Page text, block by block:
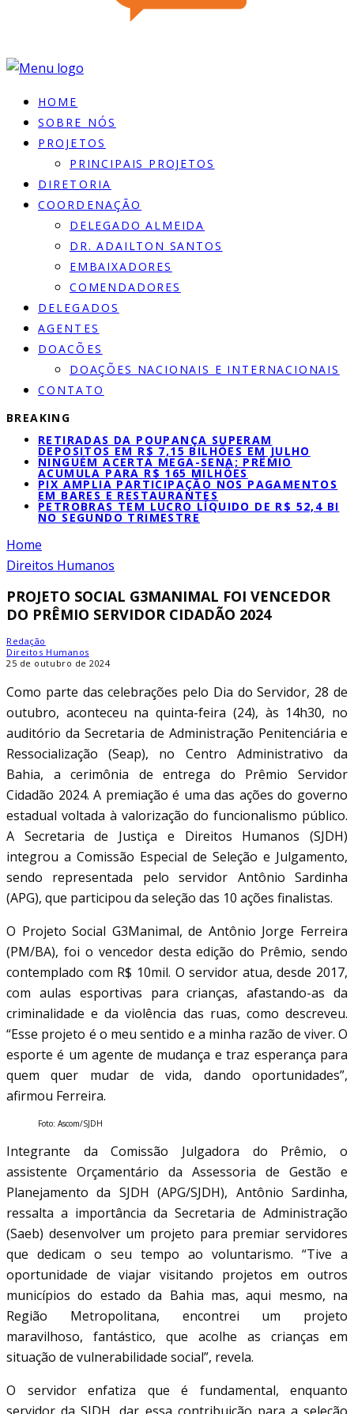
HOME
SOBRE NÓS
PROJETOS
PRINCIPAIS PROJETOS
DIRETORIA
COORDENAÇÃO
DELEGADO ALMEIDA
DR. ADAILTON SANTOS
EMBAIXADORES
COMENDADORES
DELEGADOS
AGENTES
DOACÕES
DOAÇÕES NACIONAIS E INTERNACIONAIS
CONTATO
BREAKING
RETIRADAS DA POUPANÇA SUPERAM
DEPÓSITOS EM R$ 7,15 BILHÕES EM JULHO
NINGUÉM ACERTA MEGA-SENA; PRÊMIO
ACUMULA PARA R$ 165 MILHÕES
PIX AMPLIA PARTICIPAÇÃO NOS PAGAMENTOS
EM BARES E RESTAURANTES
PETROBRAS TEM LUCRO LÍQUIDO DE R$ 52,4 BI
NO SEGUNDO TRIMESTRE
Home
Direitos Humanos
PROJETO SOCIAL G3MANIMAL FOI VENCEDOR
DO PRÊMIO SERVIDOR CIDADÃO 2024
Redação
Direitos Humanos
25 de outubro de 2024
Como parte das celebrações pelo Dia do Servidor, 28 de
outubro, aconteceu na quinta-feira (24), às 14h30, no
auditório da Secretaria de Administração Penitenciária e
Ressocialização (Seap), no Centro Administrativo da
Bahia, a cerimônia de entrega do Prêmio Servidor
Cidadão 2024. A premiação é uma das ações do governo
estadual voltada à valorização do funcionalismo público.
A Secretaria de Justiça e Direitos Humanos (SJDH)
integrou a Comissão Especial de Seleção e Julgamento,
sendo representada pelo servidor Antônio Sardinha
(APG), que participou da seleção das 10 ações finalistas.
O Projeto Social G3Manimal, de Antônio Jorge Ferreira
(PM/BA), foi o vencedor desta edição do Prêmio, sendo
contemplado com R$ 10mil. O servidor atua, desde 2017,
com aulas esportivas para crianças, afastando-as da
criminalidade e da violência das ruas, como descreveu.
“Esse projeto é o meu sentido e a minha razão de viver. O
esporte é um agente de mudança e traz esperança para
quem quer mudar de vida, dando oportunidades”,
afirmou Ferreira.
Foto: Ascom/SJDH
Integrante da Comissão Julgadora do Prêmio, o
assistente Orçamentário da Assessoria de Gestão e
Planejamento da SJDH (APG/SJDH), Antônio Sardinha,
ressalta a importância da Secretaria de Administração
(Saeb) desenvolver um projeto para premiar servidores
que dedicam o seu tempo ao voluntarismo. “Tive a
oportunidade de viajar visitando projetos em outros
municípios do estado da Bahia mas, aqui mesmo, na
Região Metropolitana, encontrei um projeto
maravilhoso, fantástico, que acolhe as crianças em
situação de vulnerabilidade social”, revela.
O servidor enfatiza que é fundamental, enquanto